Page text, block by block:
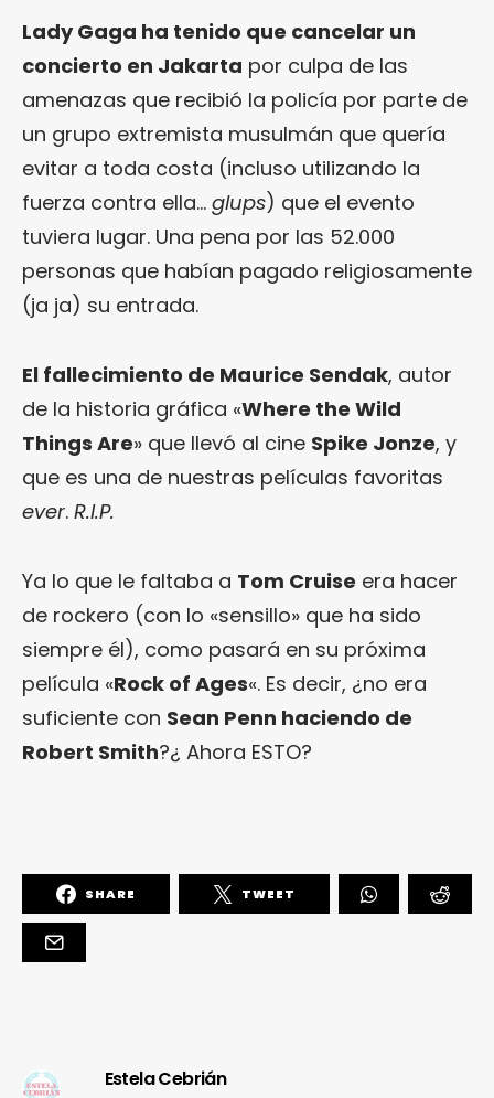
Lady Gaga ha tenido que cancelar un
concierto en Jakarta por culpa de las
amenazas que recibió la policía por parte de
un grupo extremista musulmán que quería
evitar a toda costa (incluso utilizando la
fuerza contra ella… glups) que el evento
tuviera lugar. Una pena por las 52.000
personas que habían pagado religiosamente
(ja ja) su entrada.
El fallecimiento de Maurice Sendak, autor
de la historia gráfica «Where the Wild
Things Are» que llevó al cine Spike Jonze, y
que es una de nuestras películas favoritas
ever. R.I.P.
Ya lo que le faltaba a Tom Cruise era hacer
de rockero (con lo «sensillo» que ha sido
siempre él), como pasará en su próxima
película «Rock of Ages«. Es decir, ¿no era
suficiente con Sean Penn haciendo de
Robert Smith?¿ Ahora ESTO?
SHARE TWEET
Estela Cebrián